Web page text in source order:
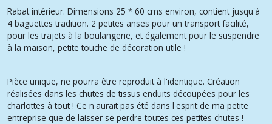
Rabat intérieur. Dimensions 25 * 60 cms environ, contient jusqu'à
4 baguettes tradition. 2 petites anses pour un transport facilité,
pour les trajets à la boulangerie, et également pour le suspendre
à la maison, petite touche de décoration utile !
Pièce unique, ne pourra être reproduit à l'identique. Création
réalisées dans les chutes de tissus enduits découpées pour les
charlottes à tout ! Ce n'aurait pas été dans l'esprit de ma petite
entreprise que de laisser se perdre toutes ces petites chutes !